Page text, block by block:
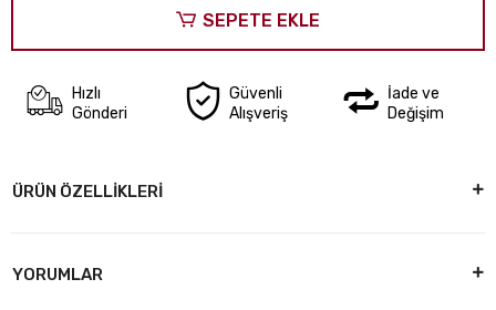
SEPETE EKLE
Hızlı
Gönderi
Güvenli
Alışveriş
İade ve
Değişim
ÜRÜN ÖZELLİKLERİ
YORUMLAR